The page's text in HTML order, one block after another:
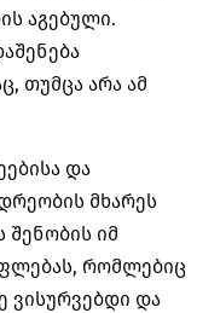
აგებული.
თუმცა არა ამ
და
მხარეს
იმ
რომლებიც
ვისურვებდი და